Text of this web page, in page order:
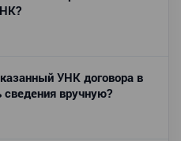
УНК договора в
вручную?